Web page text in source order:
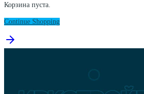
Корзина пуста.
Continue Shopping